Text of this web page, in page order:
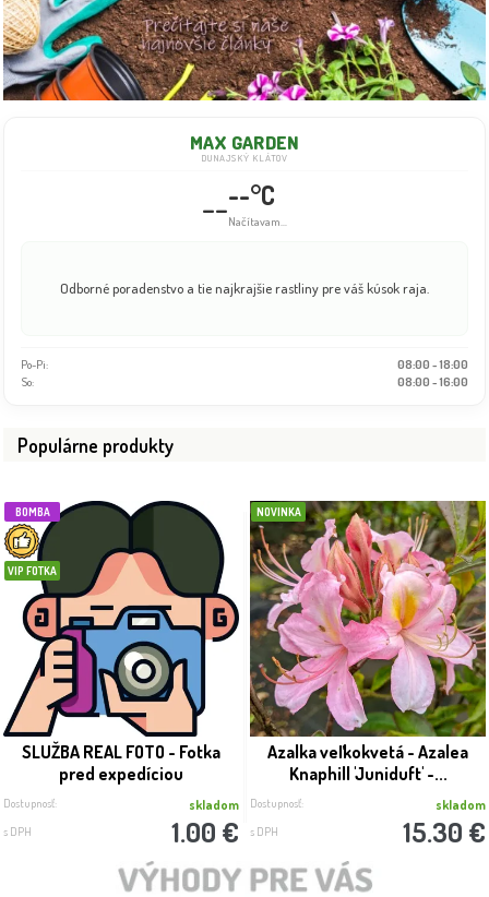
MAX GARDEN
DUNAJSKÝ KLÁTOV
----°C
Načítavam...
Odborné poradenstvo a tie najkrajšie rastliny pre váš kúsok raja.
Po-Pi:
08:00 - 18:00
So:
08:00 - 16:00
Populárne produkty
BOMBA
VIP FOTKA
SLUŽBA REAL FOTO - Fotka
pred expedíciou
Dostupnosť: skladom
s DPH 1.00 €
NOVINKA
Azalka veľkokvetá - Azalea
Knaphill 'Juniduft' -...
Dostupnosť: skladom
s DPH 15.30 €